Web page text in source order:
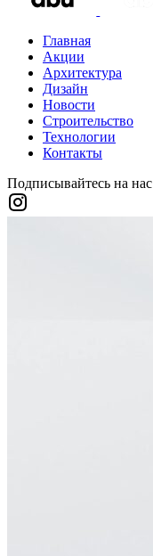
Главная
Акции
Архитектура
Дизайн
Новости
Строительство
Технологии
Контакты
Подписывайтесь на нас